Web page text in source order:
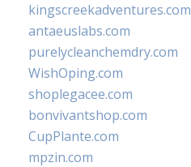
kingscreekadventures.com
antaeuslabs.com
purelycleanchemdry.com
WishOping.com
shoplegacee.com
bonvivantshop.com
CupPlante.com
mpzin.com